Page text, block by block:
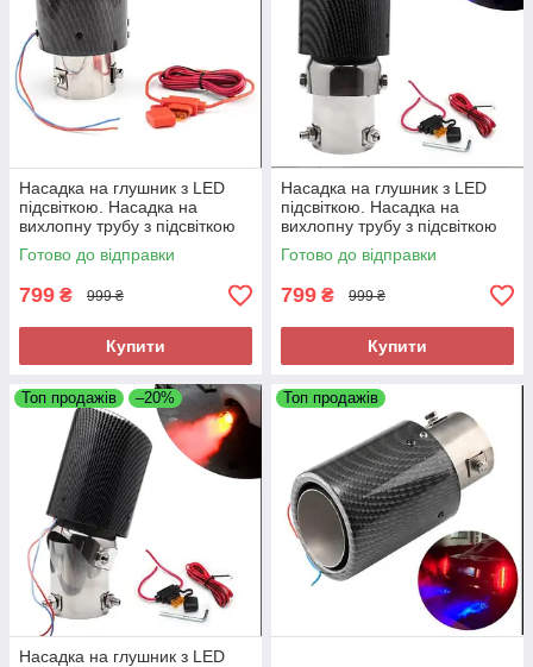
Насадка на глушник з LED
підсвіткою. Насадка на
вихлопну трубу з підсвіткою
Червона Carbon Pro
Готово до відправки
799 ₴ 999 ₴
Купити
Насадка на глушник з LED
підсвіткою. Насадка на
вихлопну трубу з підсвіткою
Синя Carbon Pro
Готово до відправки
799 ₴ 999 ₴
Купити
Топ продажів –20%
Насадка на глушник з LED
Топ продажів